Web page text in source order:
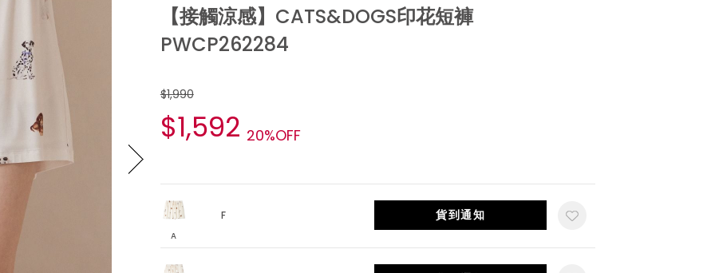
【接觸涼感】CATS&DOGS印花短褲
PWCP262284
$1,990
$1,592 20%OFF
A
F 貨到通知